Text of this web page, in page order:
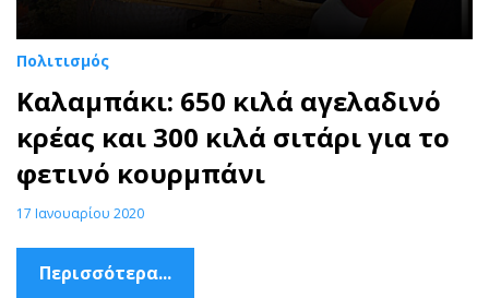
Πολιτισμός
Καλαμπάκι: 650 κιλά αγελαδινό
κρέας και 300 κιλά σιτάρι για το
φετινό κουρμπάνι
17 Ιανουαρίου 2020
Περισσότερα...